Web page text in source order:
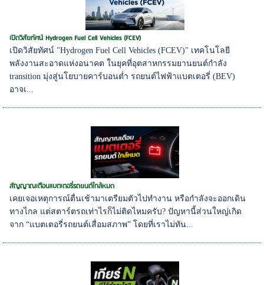
เปิดวิสัยทัศน์ Hydrogen Fuel Cell Vehicles (FCEV)
เปิดวิสัยทัศน์ "Hydrogen Fuel Cell Vehicles (FCEV)" เทคโนโลยี
พลังงานสะอาดแห่งอนาคต ในยุคที่อุตสาหกรรมยานยนต์กำลัง
transition มุ่งสู่นโยบายคาร์บอนต่ำ รถยนต์ไฟฟ้าแบตเตอรี่ (BEV)
อาจเ...
สัญญาณเตือนแบตเตอรี่รถยนต์ใกล้หมด
เคยเจอเหตุการณ์ตื่นเช้ามาเตรียมตัวไปทำงาน หรือกำลังจะออกเดิน
ทางไกล แต่สตาร์ตรถเท่าไรก็ไม่ติดไหมครับ? ปัญหานี้ส่วนใหญ่เกิด
จาก “แบตเตอรี่รถยนต์เสื่อมสภาพ” โดยที่เราไม่ทัน...